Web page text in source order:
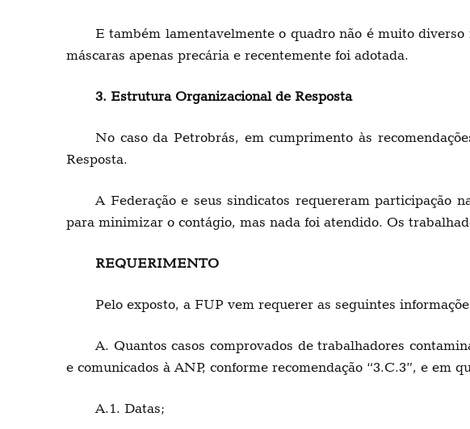
E também lamentavelmente o quadro não é muito
máscaras apenas precária e recentemente foi adotada.
3. Estrutura Organizacional de Resposta
No caso da Petrobrás, em cumprimento às
Resposta.
A Federação e seus sindicatos requereram participação
para minimizar o contágio, mas nada foi atendido. Os
REQUERIMENTO
Pelo exposto, a FUP vem requerer as seguintes
A. Quantos casos comprovados de trabalhadores
e comunicados à ANP, conforme recomendação “3.C.3”, e em
A.1. Datas;